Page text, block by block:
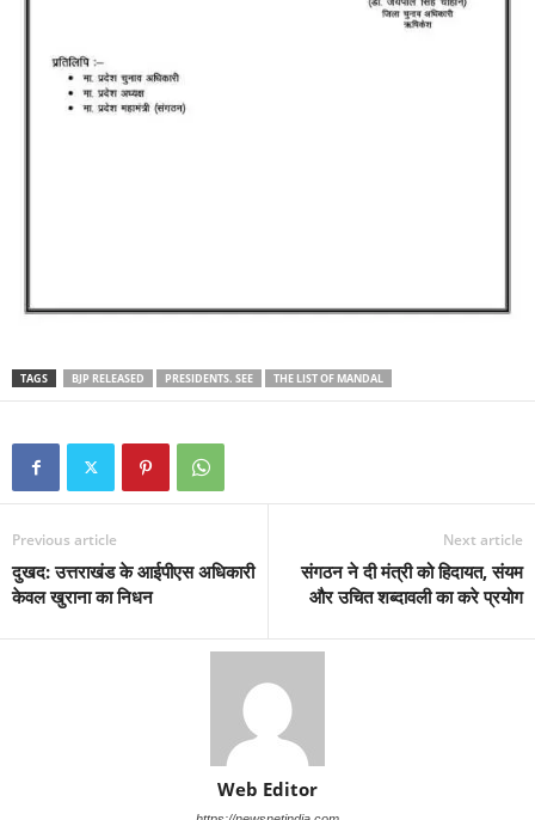
TAGS BJP RELEASED PRESIDENTS. SEE THE LIST OF MANDAL
Previous article
दुखद: उत्तराखंड के आईपीएस अधिकारी
केवल खुराना का निधन
Next article
संगठन ने दी मंत्री को हिदायत, संयम
और उचित शब्दावली का करे प्रयोग
Web Editor